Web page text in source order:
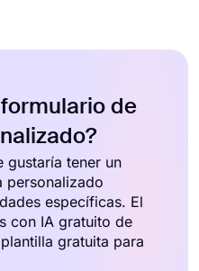
de
gustaría tener un
personalizado
específicas. El
con IA gratuito de
gratuita para